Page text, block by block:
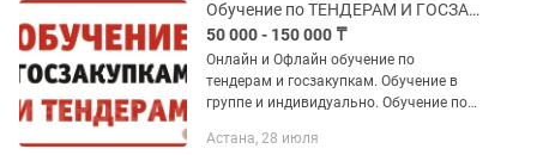
Обучение по ТЕНДЕРАМ И ГОСЗАКУПКАМ, онлайн и офлайн
50 000 - 150 000 ₸
Онлайн и Офлайн обучение по
тендерам и госзакупкам. Обучение в
группе и индивидуально. Обучение по
Корпоративное обучение. Обучение по
Астана, 28 июля